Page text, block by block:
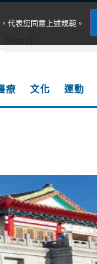
療 文化 運動
代表您同意上述規範。